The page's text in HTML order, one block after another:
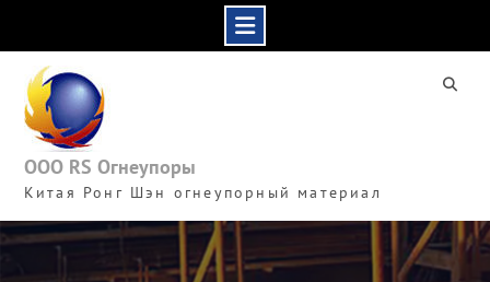
content
ООО RS Огнеупоры
Китая Ронг Шэн огнеупорный материал